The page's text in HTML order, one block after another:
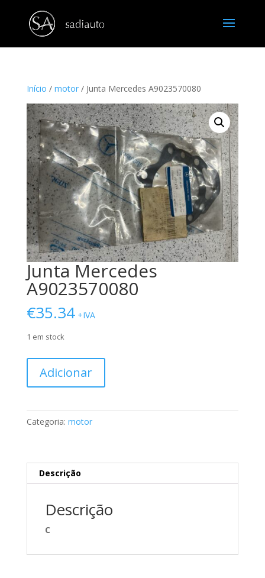
Início / motor/ Junta Mercedes A9023570080
Junta Mercedes
A9023570080
€35.34 +IVA
1 em stock
A9023570080
Adicionar
Categoria: motor
Descrição
Descrição
C